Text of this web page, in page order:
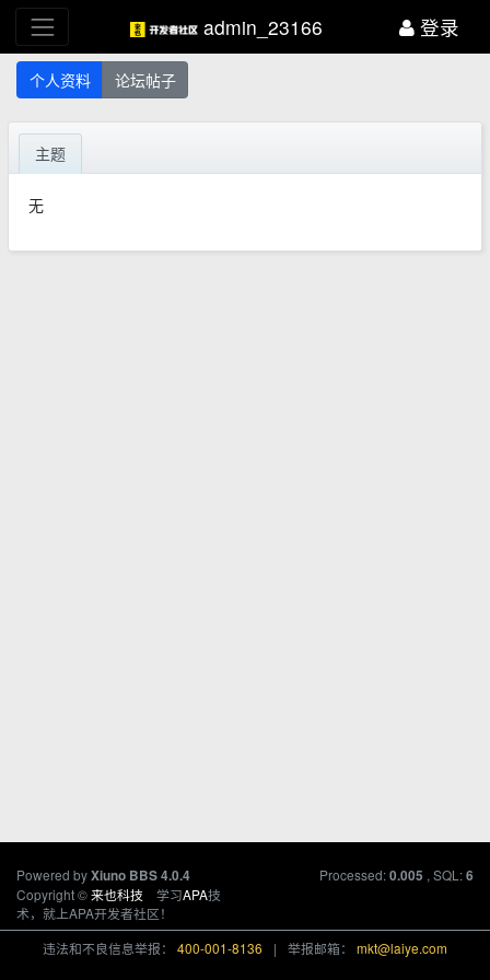
admin_23166 登录
个人资料 论坛帖子
主题
无
Powered byXiuno BBS4.0.4
Copyright ©来也科技 学习APA技
术，就上APA开发者社区！
Processed:0.005 , SQL:6
违法和不良信息举报： 400-001-8136 | 举报邮箱： mkt@laiye.com